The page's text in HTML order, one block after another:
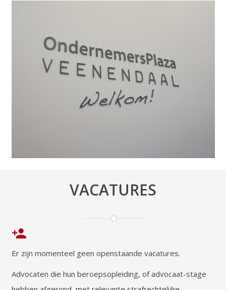
VACATURES
person_add
Er zijn momenteel geen openstaande vacatures.
Advocaten die hun beroepsopleiding, of advocaat-stage